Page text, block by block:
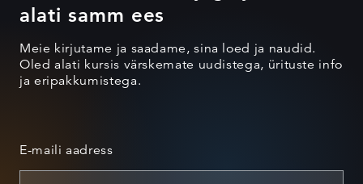
alati samm ees
Meie kirjutame ja saadame, sina loed ja naudid.
Oled alati kursis värskemate uudistega, ürituste info
ja eripakkumistega.
E-maili aadress